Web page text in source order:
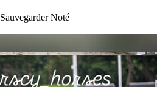
Sauvegarder Noté